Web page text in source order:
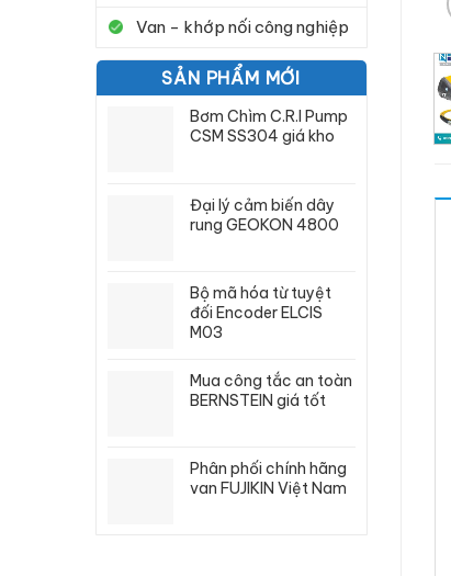
Van - khớp nối công nghiệp
SẢN PHẨM MỚI
Bơm Chìm C.R.I Pump
CSM SS304 giá kho
Đại lý cảm biến dây
rung GEOKON 4800
Bộ mã hóa từ tuyệt
đối Encoder ELCIS
M03
Mua công tắc an toàn
BERNSTEIN giá tốt
Phân phối chính hãng
van FUJIKIN Việt Nam